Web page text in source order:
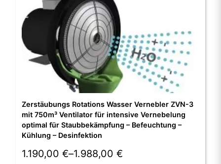
Zerstäubungs Rotations Wasser Vernebler ZVN-3
mit 750m³ Ventilator für intensive Vernebelung
optimal für Staubbekämpfung – Befeuchtung –
Kühlung – Desinfektion
1.190,00 €–1.988,00 €